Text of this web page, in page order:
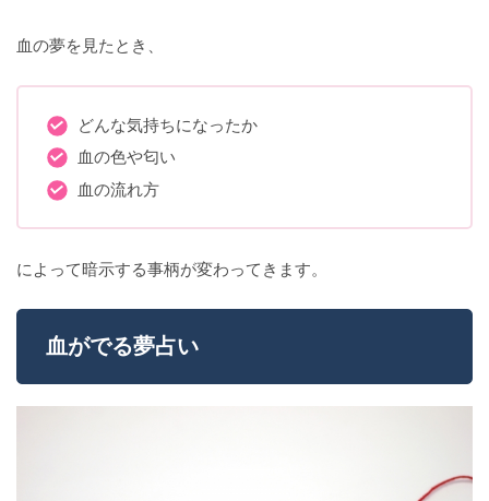
血の夢を見たとき、
どんな気持ちになったか
血の色や匂い
血の流れ方
によって暗示する事柄が変わってきます。
血がでる夢占い